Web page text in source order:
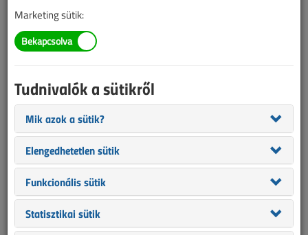
Van más mód ahhoz, hogy hozzáférjek egy cikkhez?
A megvásárolt cikket megkapom nyomtatott formában
Meddig érvényes a hozzáférés a megvásárolt cikkhez?
VL előfizetés
Marketing sütik:
Tudnivalók a sütikről
Mik azok a sütik?
Elengedhetetlen sütik
Funkcionális sütik
Statisztikai sütik